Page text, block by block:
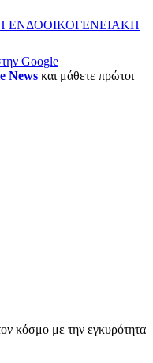
ΕΝΔΟΟΙΚΟΓΕΝΕΙΑΚΗ
Google
News και μάθετε πρώτοι
κόσμο με την εγκυρότητα